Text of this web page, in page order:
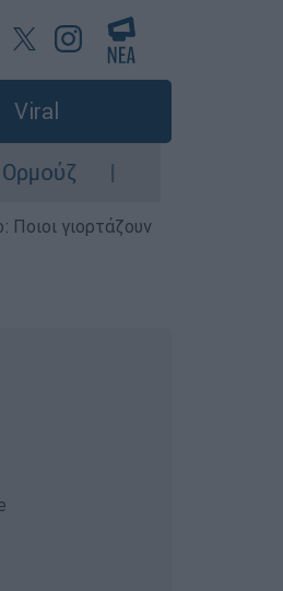
Viral
Ασημένια η Ρούσσου
Ποιοι γιορτάζουν